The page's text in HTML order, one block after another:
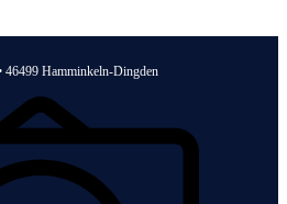
46499 Hamminkeln-Dingden